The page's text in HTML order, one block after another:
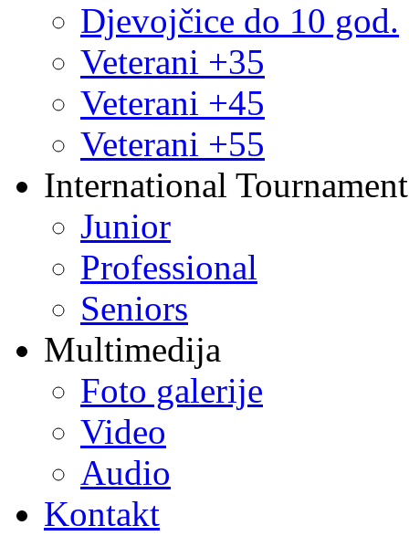
Djevojčice do 10 god.
Veterani +35
Veterani +45
Veterani +55
International
Junior
Professional
Seniors
Multimedija
Foto galerije
Video
Audio
Kontakt